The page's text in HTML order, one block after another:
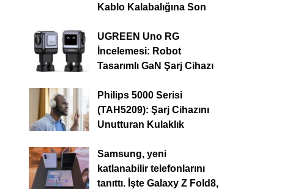
Kablo Kalabalığına Son
UGREEN Uno RG
İncelemesi: Robot
Tasarımlı GaN Şarj Cihazı
Philips 5000 Serisi
(TAH5209): Şarj Cihazını
Unutturan Kulaklık
Samsung, yeni
katlanabilir telefonlarını
tanıttı. İşte Galaxy Z Fold8,